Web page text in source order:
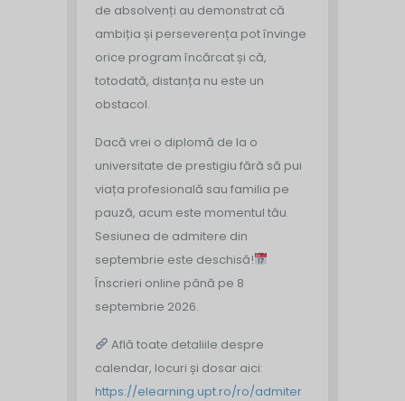
de absolvenți au demonstrat că
ambiția și perseverența pot învinge
orice program încărcat și că,
totodată, distanța nu este un
obstacol.
Dacă vrei o diplomă de la o
universitate de prestigiu fără să pui
viața profesională sau familia pe
pauză, acum este momentul tău.
Sesiunea de admitere din
septembrie este deschisă!
Înscrieri online până pe 8
septembrie 2026.
Află toate detaliile despre
calendar, locuri și dosar aici:
https://elearning.upt.ro/ro/admiter